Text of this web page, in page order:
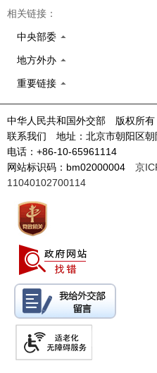
相关链接：
中央部委
地方外办
重要链接
中华人民共和国外交部 版权所有
联系我们 地址：北京市朝阳区
电话：+86-10-65961114
网站标识码：bm02000004 京
11040102700114